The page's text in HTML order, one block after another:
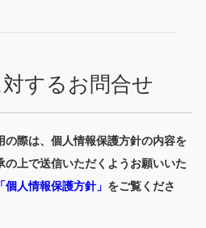
するお問合せ
の際は、個人情報保護方針の内容を
の上で送信いただくようお願いいた
「個人情報保護方針」 をご覧くださ